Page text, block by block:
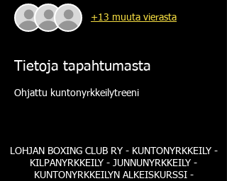
+13 muuta vierasta
Tietoja tapahtumasta
Ohjattu kuntonyrkkeilytreeni
LOHJAN BOXING CLUB RY - KUNTONYRKKEILY -
KILPANYRKKEILY - JUNNUNYRKKEILY -
KUNTONYRKKEILYN ALKEISKURSSI -